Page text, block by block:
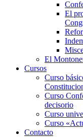
El
El
Cursos
Curso
Curso
decisorio
Curso
Curso
Contacto